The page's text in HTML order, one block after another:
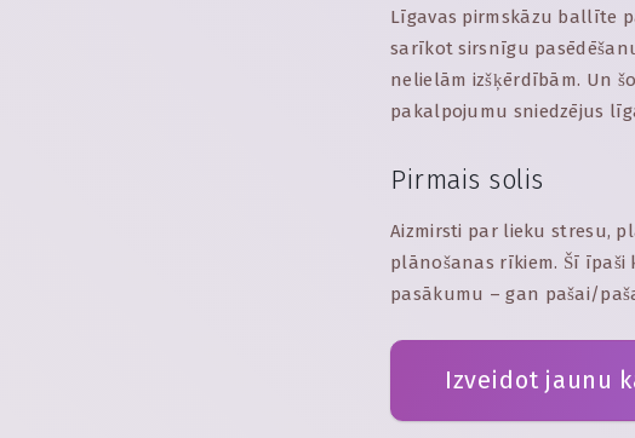
Līgavas pirmskāzu ballīte
sarīkot sirsnīgu
nelielām izšķērdībām. Un
pakalpojumu sniedzējus
Pirmais solis
Aizmirsti par lieku stresu,
plānošanas rīkiem. Šī
pasākumu – gan pašai/
Izveidot jaunu